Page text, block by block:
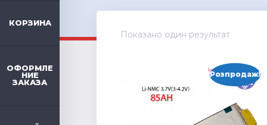
КОРЗИНА
ОФОРМЛЕ
НИЕ
ЗАКАЗА
Показано один результат
Розпродаж!